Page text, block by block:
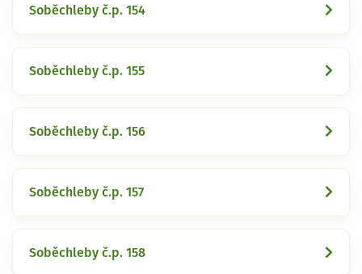
Soběchleby č.p. 154
Soběchleby č.p. 155
Soběchleby č.p. 156
Soběchleby č.p. 157
Soběchleby č.p. 158